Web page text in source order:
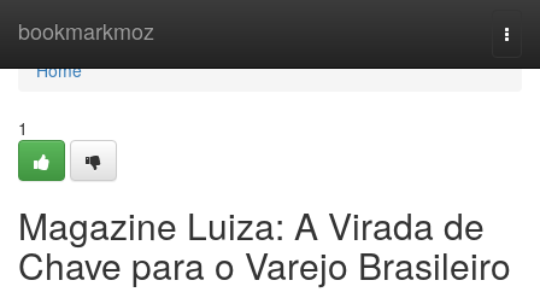
bookmarkmoz
Home
Home
1
Magazine Luiza: A Virada de
Chave para o Varejo Brasileiro